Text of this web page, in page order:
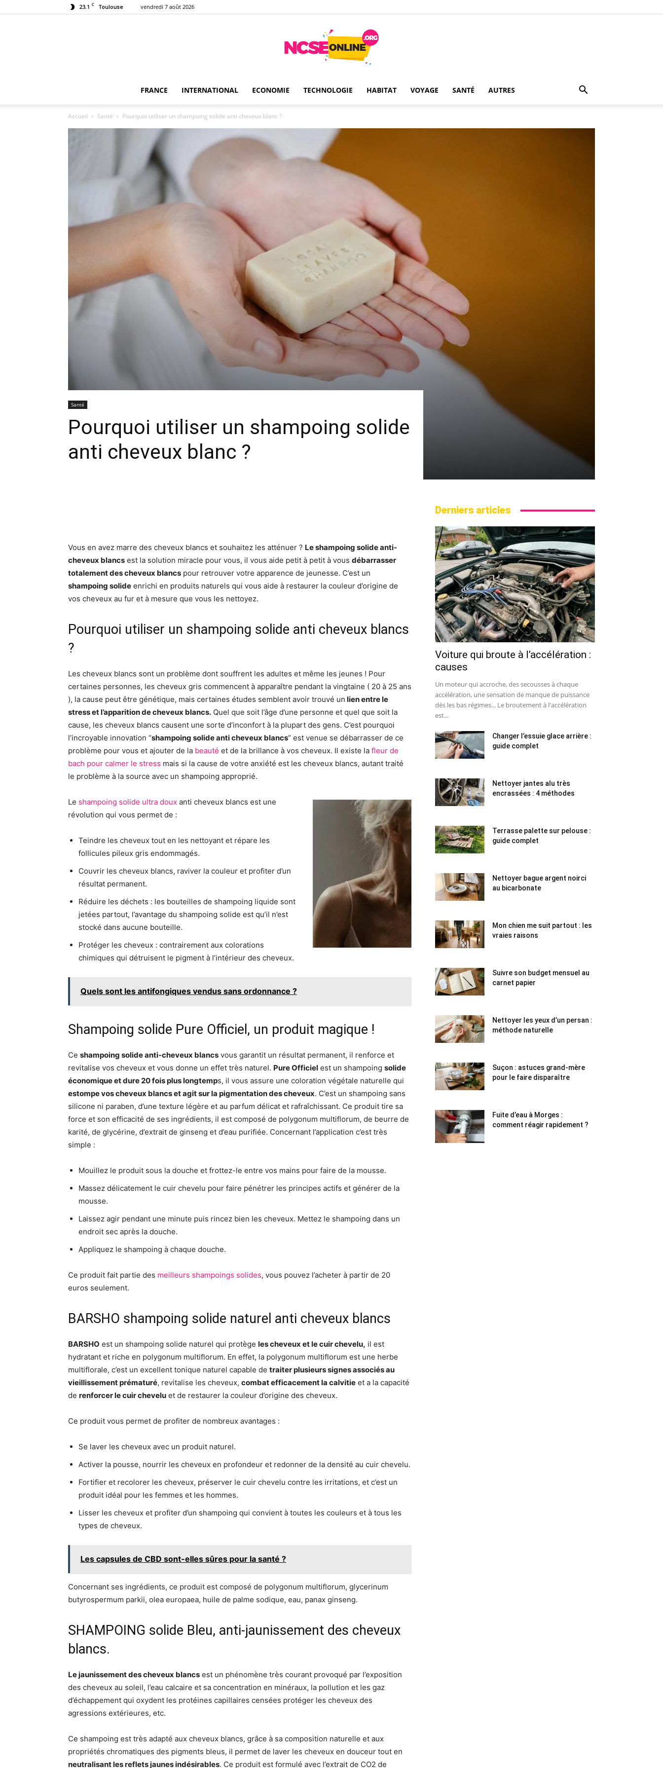
23.1 C Toulouse vendredi 7 août 2026
FRANCE INTERNATIONAL ECONOMIE TECHNOLOGIE HABITAT VOYAGE SANTÉ AUTRES
Accueil Santé Pourquoi utiliser un shampoing solide anti cheveux blanc ?
Santé
Pourquoi utiliser un shampoing solide
anti cheveux blanc ?
Vous en avez marre des cheveux blancs et souhaitez les atténuer ? Le shampoing solide anti-
cheveux blancs est la solution miracle pour vous, il vous aide petit à petit à vous débarrasser
totalement des cheveux blancs pour retrouver votre apparence de jeunesse. C’est un
shampoing solide enrichi en produits naturels qui vous aide à restaurer la couleur d’origine de
vos cheveux au fur et à mesure que vous les nettoyez.
Pourquoi utiliser un shampoing solide anti cheveux blancs
?
Les cheveux blancs sont un problème dont souffrent les adultes et même les jeunes ! Pour
certaines personnes, les cheveux gris commencent à apparaître pendant la vingtaine ( 20 à 25 ans
), la cause peut être génétique, mais certaines études semblent avoir trouvé un lien entre le
stress et l’apparition de cheveux blancs. Quel que soit l’âge d’une personne et quel que soit la
cause, les cheveux blancs causent une sorte d’inconfort à la plupart des gens. C’est pourquoi
l’incroyable innovation “shampoing solide anti cheveux blancs” est venue se débarrasser de ce
problème pour vous et ajouter de la beauté et de la brillance à vos cheveux. Il existe la fleur de
bach pour calmer le stress mais si la cause de votre anxiété est les cheveux blancs, autant traité
le problème à la source avec un shampoing approprié.
Le shampoing solide ultra doux anti cheveux blancs est une
révolution qui vous permet de :
Teindre les cheveux tout en les nettoyant et répare les
follicules pileux gris endommagés.
Couvrir les cheveux blancs, raviver la couleur et profiter d’un
résultat permanent.
Réduire les déchets : les bouteilles de shampoing liquide sont
jetées partout, l’avantage du shampoing solide est qu’il n’est
stocké dans aucune bouteille.
Protéger les cheveux : contrairement aux colorations
chimiques qui détruisent le pigment à l’intérieur des cheveux.
Quels sont les antifongiques vendus sans ordonnance ?
Shampoing solide Pure Officiel, un produit magique !
Ce shampoing solide anti-cheveux blancs vous garantit un résultat permanent, il renforce et
revitalise vos cheveux et vous donne un effet très naturel. Pure Officiel est un shampoing solide
économique et dure 20 fois plus longtemps, il vous assure une coloration végétale naturelle qui
estompe vos cheveux blancs et agit sur la pigmentation des cheveux. C’est un shampoing sans
silicone ni paraben, d’une texture légère et au parfum délicat et rafraîchissant. Ce produit tire sa
force et son efficacité de ses ingrédients, il est composé de polygonum multiflorum, de beurre de
karité, de glycérine, d’extrait de ginseng et d’eau purifiée. Concernant l’application c’est très
simple :
Mouillez le produit sous la douche et frottez-le entre vos mains pour faire de la mousse.
Massez délicatement le cuir chevelu pour faire pénétrer les principes actifs et générer de la
mousse.
Laissez agir pendant une minute puis rincez bien les cheveux. Mettez le shampoing dans un
endroit sec après la douche.
Appliquez le shampoing à chaque douche.
Ce produit fait partie des meilleurs shampoings solides, vous pouvez l’acheter à partir de 20
euros seulement.
BARSHO shampoing solide naturel anti cheveux blancs
BARSHO est un shampoing solide naturel qui protège les cheveux et le cuir chevelu, il est
hydratant et riche en polygonum multiflorum. En effet, la polygonum multiflorum est une herbe
multiflorale, c’est un excellent tonique naturel capable de traiter plusieurs signes associés au
vieillissement prématuré, revitalise les cheveux, combat efficacement la calvitie et a la capacité
de renforcer le cuir chevelu et de restaurer la couleur d’origine des cheveux.
Ce produit vous permet de profiter de nombreux avantages :
Se laver les cheveux avec un produit naturel.
Activer la pousse, nourrir les cheveux en profondeur et redonner de la densité au cuir chevelu.
Fortifier et recolorer les cheveux, préserver le cuir chevelu contre les irritations, et c’est un
produit idéal pour les femmes et les hommes.
Lisser les cheveux et profiter d’un shampoing qui convient à toutes les couleurs et à tous les
types de cheveux.
Les capsules de CBD sont-elles sûres pour la santé ?
Concernant ses ingrédients, ce produit est composé de polygonum multiflorum, glycerinum
butyrospermum parkii, olea europaea, huile de palme sodique, eau, panax ginseng.
SHAMPOING solide Bleu, anti-jaunissement des cheveux
blancs.
Le jaunissement des cheveux blancs est un phénomène très courant provoqué par l’exposition
des cheveux au soleil, l’eau calcaire et sa concentration en minéraux, la pollution et les gaz
d’échappement qui oxydent les protéines capillaires censées protéger les cheveux des
agressions extérieures, etc.
Ce shampoing est très adapté aux cheveux blancs, grâce à sa composition naturelle et aux
propriétés chromatiques des pigments bleus, il permet de laver les cheveux en douceur tout en
neutralisant les reflets jaunes indésirables. Ce produit est formulé avec l’extrait de CO2 de
Derniers articles
Voiture qui broute à l’accélération :
causes
Un moteur qui accroche, des secousses à chaque
accélération, une sensation de manque de puissance
dès les bas régimes... Le broutement à l'accélération
est...
Changer l’essuie glace arrière :
guide complet
Nettoyer jantes alu très
encrassées : 4 méthodes
Terrasse palette sur pelouse :
guide complet
Nettoyer bague argent noirci
au bicarbonate
Mon chien me suit partout : les
vraies raisons
Suivre son budget mensuel au
carnet papier
Nettoyer les yeux d’un persan :
méthode naturelle
Suçon : astuces grand-mère
pour le faire disparaître
Fuite d’eau à Morges :
comment réagir rapidement ?